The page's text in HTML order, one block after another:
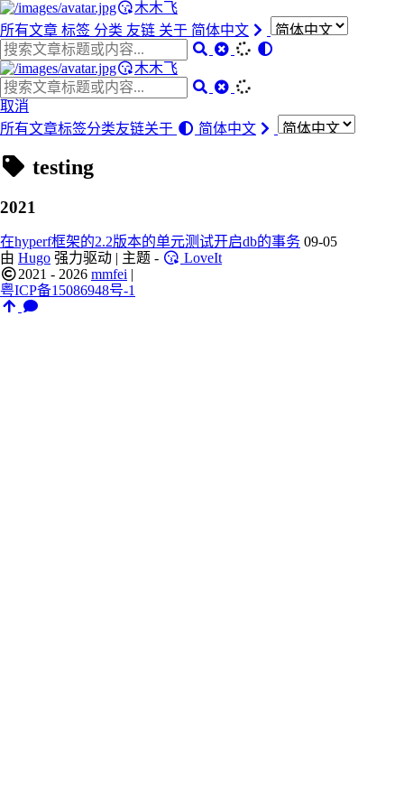
木木飞
所有文章 标签 分类 友链 关于 简体中文
木木飞
取消
所有文章标签分类友链关于 简体中文
testing
2021
在hyperf框架的2.2版本的单元测试开启db的事务 09-05
由 Hugo 强力驱动 | 主题 -
LoveIt
2021 - 2026 mmfei |
粤ICP备15086948号-1